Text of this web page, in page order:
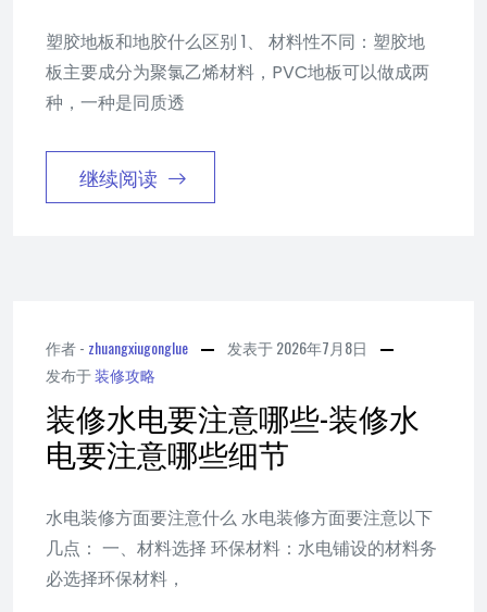
塑胶地板和地胶什么区别 1、 材料性不同：塑胶地
板主要成分为聚氯乙烯材料，PVC地板可以做成两
种，一种是同质透
继续阅读
作者 - zhuangxiugonglue 发表于2026年7月8日
发布于装修攻略
装修水电要注意哪些-装修水
电要注意哪些细节
水电装修方面要注意什么 水电装修方面要注意以下
几点： 一、材料选择 环保材料：水电铺设的材料务
必选择环保材料，